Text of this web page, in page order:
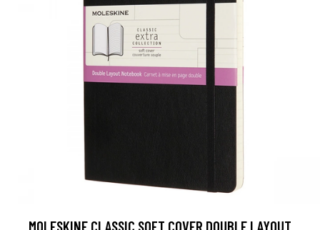
MOLESKINE CLASSIC SOFT COVER DOUBLE LAYOUT